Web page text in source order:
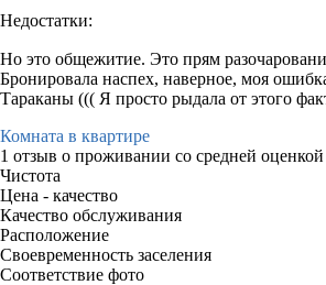
Недостатки:
Но это общежитие. Это прям
Бронировала наспех, наверное, моя
Тараканы ((( Я просто рыдала от этого
Комната в квартире
1 отзыв о проживании со средней оценкой
Чистота
Цена - качество
Качество обслуживания
Расположение
Своевременность заселения
Соответствие фото